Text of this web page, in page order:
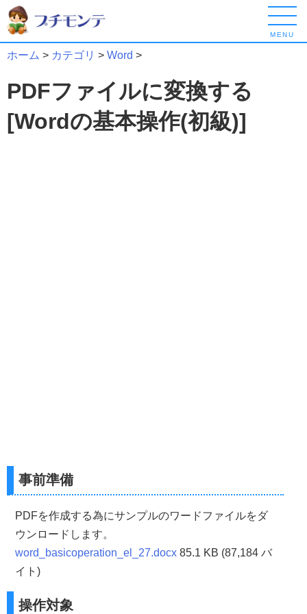
MENU
ホーム > カテゴリ > Word >
PDFファイルに変換する
[Wordの基本操作(初級)]
事前準備
PDFを作成する為にサンプルのワードファイルをダ
ウンロードします。
word_basicoperation_el_27.docx 85.1 KB (87,184 バ
イト)
操作対象